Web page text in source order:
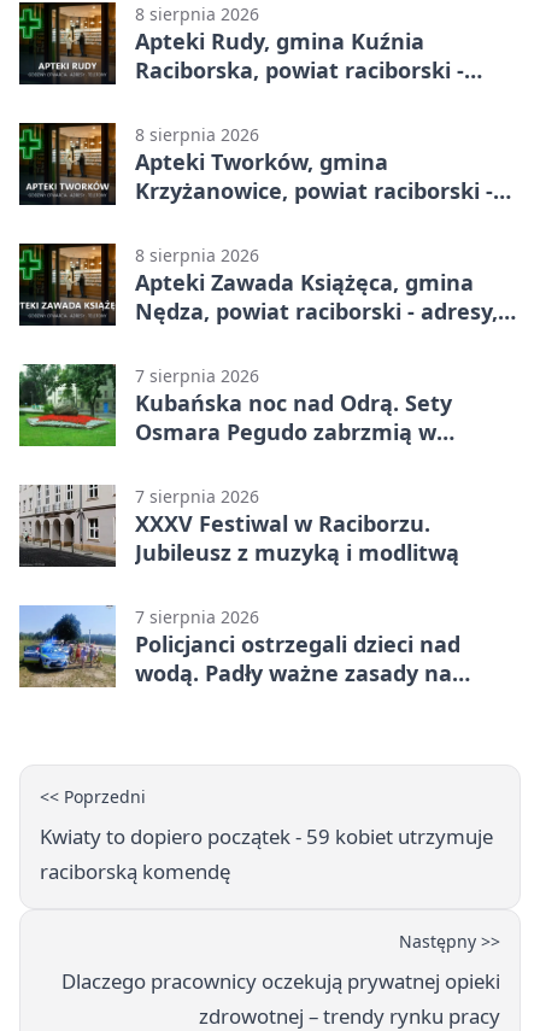
8 sierpnia 2026
Apteki Rudy, gmina Kuźnia
Raciborska, powiat raciborski -
8 sierpnia 2026
Apteki Tworków, gmina
Krzyżanowice, powiat raciborski -
8 sierpnia 2026
Apteki Zawada Książęca, gmina
Nędza, powiat raciborski - adresy,
7 sierpnia 2026
Kubańska noc nad Odrą. Sety
Osmara Pegudo zabrzmią w
7 sierpnia 2026
XXXV Festiwal w Raciborzu.
Jubileusz z muzyką i modlitwą
7 sierpnia 2026
Policjanci ostrzegali dzieci nad
wodą. Padły ważne zasady na
<< Poprzedni
Kwiaty to dopiero początek - 59 kobiet utrzymuje
raciborską komendę
Następny >>
Dlaczego pracownicy oczekują prywatnej opieki
zdrowotnej – trendy rynku pracy